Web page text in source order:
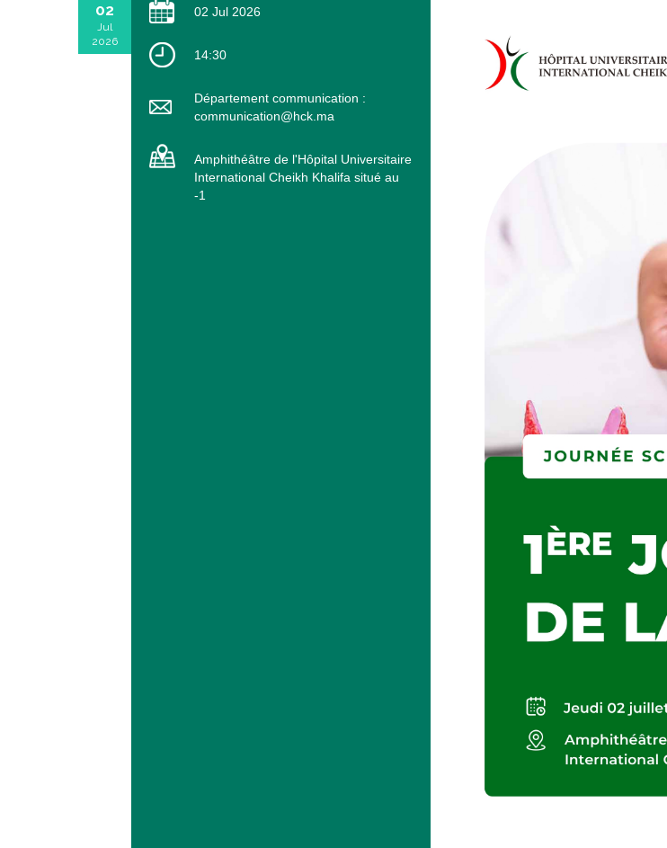
02
Jul
2026
02 Jul 2026
14:30
Département communication :
communication@hck.ma
Amphithéâtre de l'Hôpital Universitaire
International Cheikh Khalifa situé au
-1